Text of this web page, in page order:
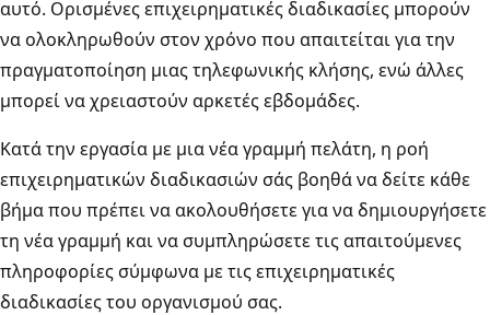
αυτό. Ορισμένες επιχειρηματικές διαδικασίες μπορούν
να ολοκληρωθούν στον χρόνο που απαιτείται για την
πραγματοποίηση μιας τηλεφωνικής κλήσης, ενώ άλλες
μπορεί να χρειαστούν αρκετές εβδομάδες.
Κατά την εργασία με μια νέα γραμμή πελάτη, η ροή
επιχειρηματικών διαδικασιών σάς βοηθά να δείτε κάθε
βήμα που πρέπει να ακολουθήσετε για να δημιουργήσετε
τη νέα γραμμή και να συμπληρώσετε τις απαιτούμενες
πληροφορίες σύμφωνα με τις επιχειρηματικές
διαδικασίες του οργανισμού σας.